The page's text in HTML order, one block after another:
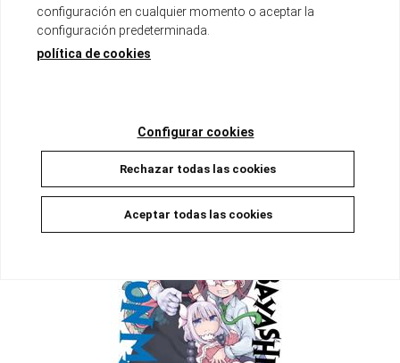
MISS KOBAYASHI’S DRAGON MAID 09
AÑADIR A LA CESTA
configuración en cualquier momento o aceptar la
configuración predeterminada.
política de cookies
Configurar cookies
Rechazar todas las cookies
Aceptar todas las cookies